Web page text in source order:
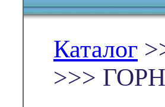
Каталог
>>>